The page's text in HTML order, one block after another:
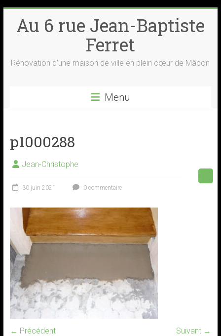
content
Au 6 rue Jean-Baptiste
Ferret
Rénovation d'une maison de ville en plein cœur de Mâcon
Menu
p1000288
Jean-Christophe
30 juin 2021 0 commentaire
← Précédent Suivant →